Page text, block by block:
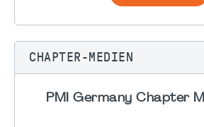
CHAPTER-MEDIEN
PMI Germany Chapter